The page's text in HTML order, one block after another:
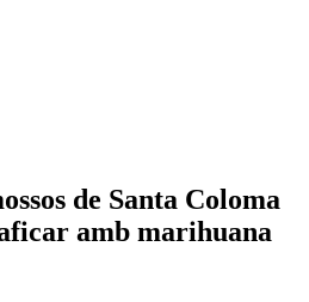
de Santa Coloma
amb marihuana